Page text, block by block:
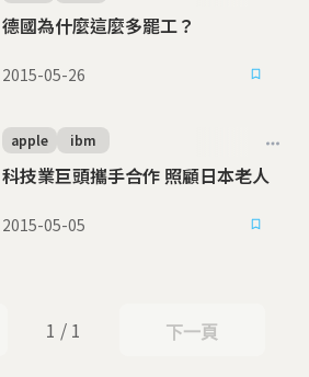
德國為什麼這麼多罷工？
2015-05-26
科技業巨頭攜手合作 照顧日本老人
apple ibm
2015-05-05
1 / 1 下一頁
下一頁